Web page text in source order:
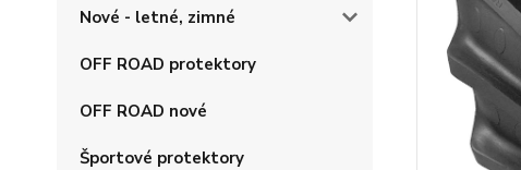
Nové - letné, zimné
OFF ROAD protektory
OFF ROAD nové
Športové protektory